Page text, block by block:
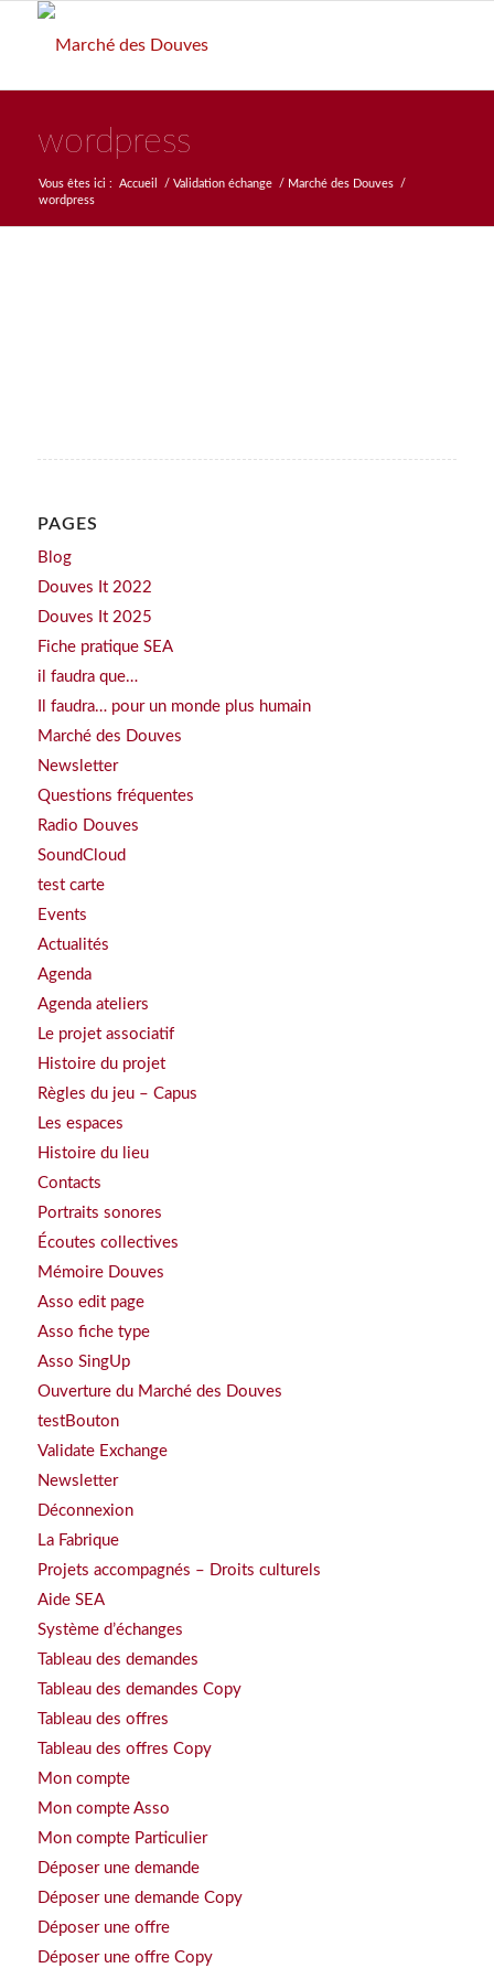
wordpress
Vous êtes ici : Accueil / Validation échange / Marché des Douves
/
wordpress
PAGES
Blog
Douves It 2022
Douves It 2025
Fiche pratique SEA
il faudra que…
Il faudra… pour un monde plus humain
Marché des Douves
Newsletter
Questions fréquentes
Radio Douves
SoundCloud
test carte
Events
Actualités
Agenda
Agenda ateliers
Le projet associatif
Histoire du projet
Règles du jeu – Capus
Les espaces
Histoire du lieu
Contacts
Portraits sonores
Écoutes collectives
Mémoire Douves
Asso edit page
Asso fiche type
Asso SingUp
Ouverture du Marché des Douves
testBouton
Validate Exchange
Newsletter
Déconnexion
La Fabrique
Projets accompagnés – Droits culturels
Aide SEA
Système d’échanges
Tableau des demandes
Tableau des demandes Copy
Tableau des offres
Tableau des offres Copy
Mon compte
Mon compte Asso
Mon compte Particulier
Déposer une demande
Déposer une demande Copy
Déposer une offre
Déposer une offre Copy